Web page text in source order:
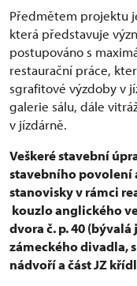
Předmětem projektu
která představuje
postupováno s
restaurační práce,
sgrafitové výzdoby v
galerie sálu, dále
v jízdárně.
Veškeré stavební
stavebního povolení
stanovisky v rámci
kouzlo anglického
dvora č. p. 40
zámeckého divadla,
nádvoří a část JZ